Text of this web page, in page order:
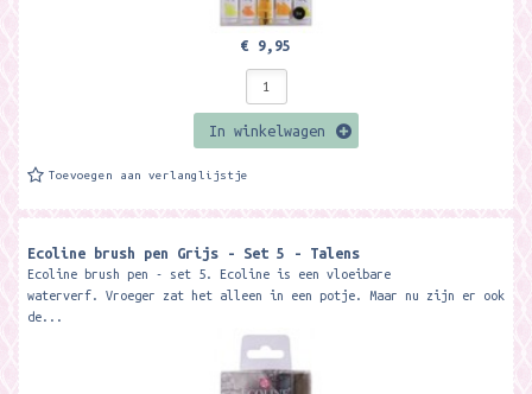
€ 9,95
In winkelwagen
Toevoegen aan verlanglijstje
Ecoline brush pen Grijs - Set 5 - Talens
Ecoline brush pen - set 5. Ecoline is een vloeibare
waterverf. Vroeger zat het alleen in een potje. Maar nu zijn er ook
de...